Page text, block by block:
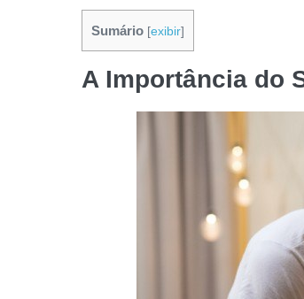
Sumário [exibir]
A Importância do